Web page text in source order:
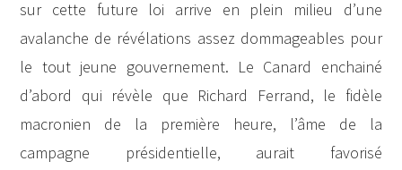
sur cette future loi arrive en plein milieu d’une
avalanche de révélations assez dommageables pour
le tout jeune gouvernement. Le Canard enchainé
d’abord qui révèle que Richard Ferrand, le fidèle
macronien de la première heure, l’âme de la
campagne présidentielle, aurait favorisé